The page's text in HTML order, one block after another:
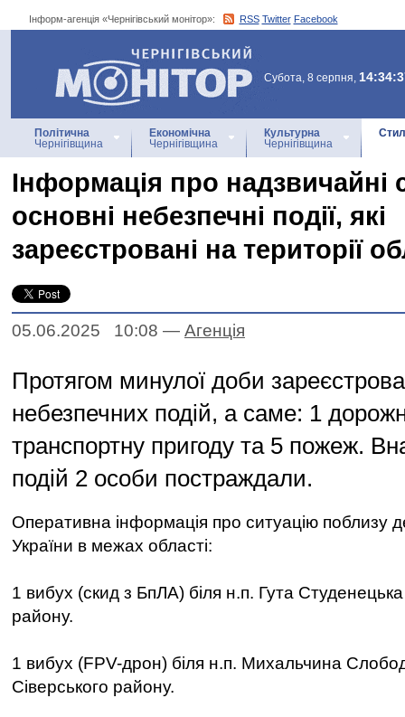
Інформ-агенція «Чернігівський монітор»: RSS Twitter Facebook
Інформ-агенція
«Чернігівський монітор»
Субота, 8 серпня,
Політична
Чернігівщина
Економічна
Чернігівщина
Культурна
Чернігівщина
Інформація про надзвичайні
основні небезпечні події, які
зареєстровані на території
05.06.2025 10:08 — Агенцiя
Протягом минулої доби
небезпечних подій, а саме: 1
транспортну пригоду та 5 пожеж.
подій 2 особи постраждали.
Оперативна інформація про ситуацію поблизу
України в межах області:
1 вибух (скид з БпЛА) біля н.п. Гута Студенецька
району.
1 вибух (FPV-дрон) біля н.п. Михальчина
Сіверського району.